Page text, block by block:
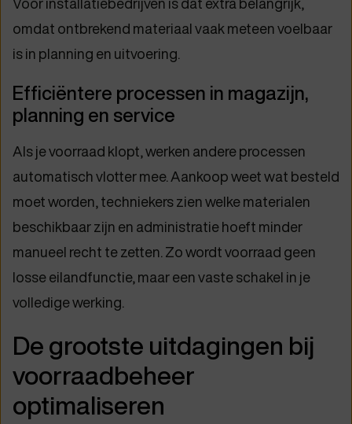
omdat ontbrekend materiaal vaak meteen voelbaar
is in planning en uitvoering.
Efficiëntere processen in magazijn,
planning en service
Als je voorraad klopt, werken andere processen
automatisch vlotter mee. Aankoop weet wat besteld
moet worden, techniekers zien welke materialen
beschikbaar zijn en administratie hoeft minder
manueel recht te zetten. Zo wordt voorraad geen
losse eilandfunctie, maar een vaste schakel in je
volledige werking.
De grootste uitdagingen bij
voorraadbeheer
optimaliseren